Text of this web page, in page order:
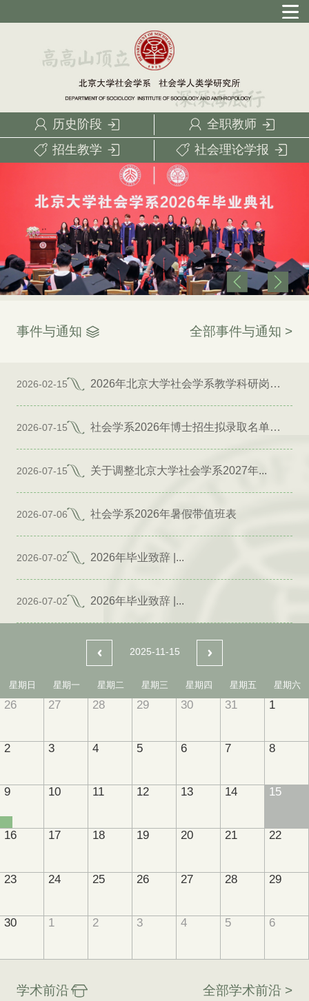
历史阶段
全职教师
招生教学
社会理论学报
事件与通知 全部事件与通知 >
2026-02-15 2026年北京大学社会学系教学科研岗位招聘启事
2026-07-15 社会学系2026年博士招生拟录取名单公示（专项）
2026-07-15 关于调整北京大学社会学系2027年...
2026-07-06 社会学系2026年暑假带值班表
2026-07-02 2026年毕业致辞 |...
2026-07-02 2026年毕业致辞 |...
2025-11-15
星期日 星期一 星期二 星期三 星期四 星期五 星期六
26 27 28 29 30 31 1
2 3 4 5 6 7 8
9 10 11 12 13 14 15
16 17 18 19 20 21 22
23 24 25 26 27 28 29
30 1 2 3 4 5 6
学术前沿 全部学术前沿 >